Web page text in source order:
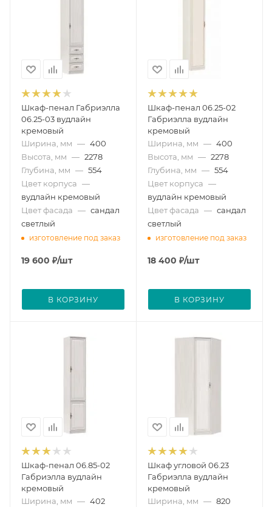
Шкаф-пенал Габриэлла
06.25-03 вудлайн
кремовый
Ширина, мм — 400
Высота, мм — 2278
Глубина, мм — 554
Цвет корпуса —
вудлайн кремовый
Цвет фасада — сандал
светлый
изготовление под заказ
19 600 ₽/шт
В КОРЗИНУ
Шкаф-пенал 06.25-02
Габриэлла вудлайн
кремовый
Ширина, мм — 400
Высота, мм — 2278
Глубина, мм — 554
Цвет корпуса —
вудлайн кремовый
Цвет фасада — сандал
светлый
изготовление под заказ
18 400 ₽/шт
В КОРЗИНУ
Шкаф-пенал 06.85-02
Габриэлла вудлайн
кремовый
Ширина, мм — 402
Шкаф угловой 06.23
Габриэлла вудлайн
кремовый
Ширина, мм — 820